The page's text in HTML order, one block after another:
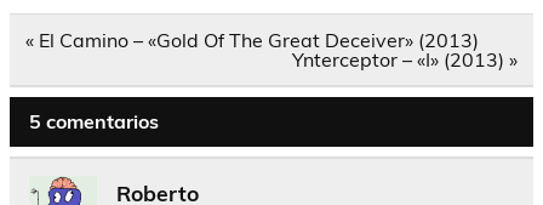
Navegación
« El Camino – «Gold Of The Great Deceiver» (2013)
Ynterceptor – «I» (2013) »
5 comentarios
Roberto